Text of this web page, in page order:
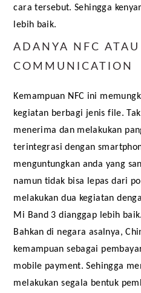
cara tersebut. Sehingga
lebih baik.
ADANYA NFC
COMMUNICATION
Kemampuan NFC ini
kegiatan berbagi jenis file.
menerima dan melakukan
terintegrasi dengan
menguntungkan anda yang
namun tidak bisa lepas dari
melakukan dua kegiatan
Mi Band 3 dianggap lebih baik.
Bahkan di negara asalnya,
kemampuan sebagai
mobile payment. Sehingga
melakukan segala bentuk